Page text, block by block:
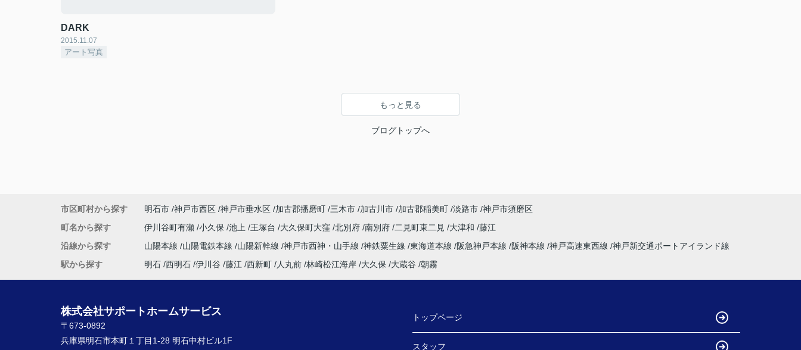
DARK
2015.11.07
アート写真
もっと見る
ブログトップへ
市区町村から探す 明石市 神戸市西区 神戸市垂水区 加古郡播磨町 三木市 加古川市 加古郡稲美町 淡路市 神戸市須磨区
町名から探す
伊川谷町有瀬 小久保 池上 王塚台 大久保町大窪 北別府 南別府 二見町東二見 大津和 藤江
沿線から探す
山陽本線 山陽電鉄本線 山陽新幹線 神戸市西神・山手線 神鉄粟生線 東海道本線 阪急神戸本線 阪神本線 神戸高速東西線 神戸新交通ポートアイランド線
駅から探す
明石 西明石 伊川谷 藤江 西新町 人丸前 林崎松江海岸 大久保 大蔵谷 朝霧
株式会社サポートホームサービス
〒673-0892
兵庫県明石市本町１丁目1-28 明石中村ビル1F
トップページ
スタッフ